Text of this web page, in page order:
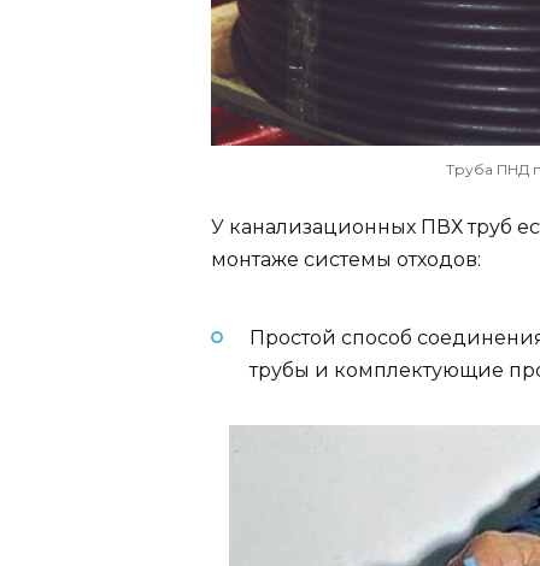
Труба ПНД
У канализационных ПВХ труб
монтаже системы отходов:
Простой способ
трубы и комплектующие